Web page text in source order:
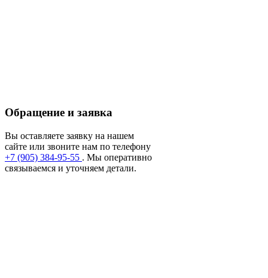
Обращение и заявка
Вы оставляете заявку на нашем
сайте или звоните нам по телефону
+7 (905) 384-95-55 . Мы оперативно
связываемся и уточняем детали.